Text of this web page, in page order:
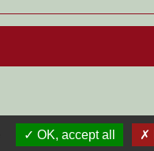
OK, accept all